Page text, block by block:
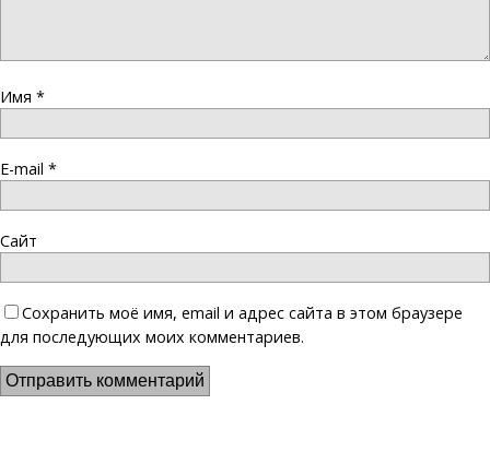
Имя *
E-mail *
Сайт
Сохранить моё имя, email и адрес сайта в этом браузере
для последующих моих комментариев.